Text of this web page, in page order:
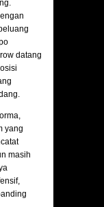
datang
yang
masih